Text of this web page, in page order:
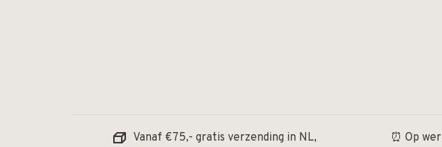
Vanaf €75,- gratis verzending in NL,
⏰ Op